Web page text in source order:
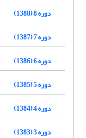
دوره 8 (1388)
دوره 7 (1387)
دوره 6 (1386)
دوره 5 (1385)
دوره 4 (1384)
دوره 3 (1383)